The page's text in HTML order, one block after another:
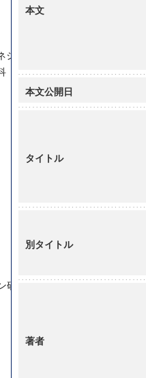
メント研究科
研究所
本文
本文公開日
タイトル
別タイトル
著者